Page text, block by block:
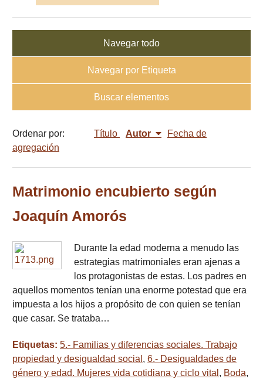
Navegar todo
Navegar por Etiqueta
Buscar elementos
Ordenar por: Título Autor
Fecha de
agregación
Matrimonio encubierto según
Joaquín Amorós
Durante la edad moderna a menudo las
estrategias matrimoniales eran ajenas a
los protagonistas de estas. Los padres en
aquellos momentos tenían una enorme potestad que era
impuesta a los hijos a propósito de con quien se tenían
que casar. Se trataba…
Etiquetas: 5.- Familias y diferencias sociales. Trabajo
propiedad y desigualdad social , 6.- Desigualdades de
género y edad. Mujeres vida cotidiana y ciclo vital , Boda,